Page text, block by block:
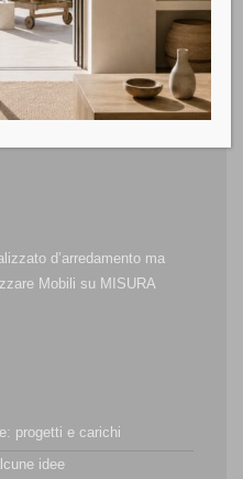
d’arredamento ma
Mobili su MISURA
progetti e carichi
idee